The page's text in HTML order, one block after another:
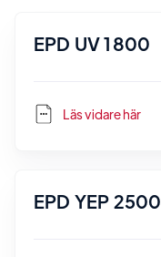
EPD UV 1800
Läs vidare här
EPD YEP 2500